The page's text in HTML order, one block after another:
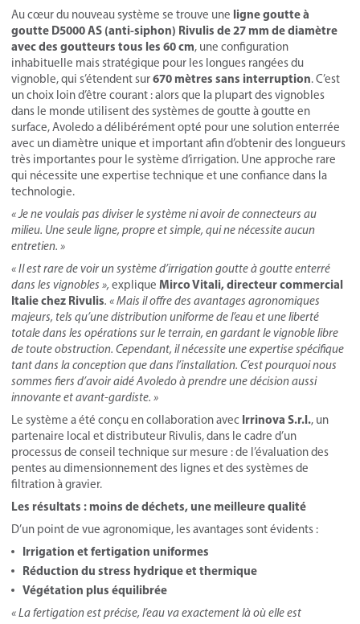
Au cœur du nouveau système se trouve une ligne goutte à
goutte D5000 AS (anti-siphon) Rivulis de 27 mm de diamètre
avec des goutteurs tous les 60 cm, une configuration
inhabituelle mais stratégique pour les longues rangées du
vignoble, qui s’étendent sur670 mètres sans interruption. C’est
un choix loin d’être courant : alors que la plupart des vignobles
dans le monde utilisent des systèmes de goutte à goutte en
surface, Avoledo a délibérément opté pour une solution enterrée
avec un diamètre unique et important afin d’obtenir des longueurs
très importantes pour le système d’irrigation. Une approche rare
qui nécessite une expertise technique et une confiance dans la
technologie.
« Je ne voulais pas diviser le système ni avoir de connecteurs au
milieu. Une seule ligne, propre et simple, qui ne nécessite aucun
entretien. »
« Il est rare de voir un système d’irrigation goutte à goutte enterré
dans les vignobles », explique Mirco Vitali, directeur commercial
Italie chez Rivulis. « Mais il offre des avantages agronomiques
majeurs, tels qu’une distribution uniforme de l’eau et une liberté
totale dans les opérations sur le terrain, en gardant le vignoble libre
de toute obstruction. Cependant, il nécessite une expertise spécifique
tant dans la conception que dans l’installation. C’est pourquoi nous
sommes fiers d’avoir aidé Avoledo à prendre une décision aussi
innovante et avant-gardiste. »
Le système a été conçu en collaboration avec Irrinova S.r.l., un
partenaire local et distributeur Rivulis, dans le cadre d’un
processus de conseil technique sur mesure : de l’évaluation des
pentes au dimensionnement des lignes et des systèmes de
filtration à gravier.
Les résultats : moins de déchets, une meilleure qualité
D’un point de vue agronomique, les avantages sont évidents :
Irrigation et fertigation uniformes
Réduction du stress hydrique et thermique
Végétation plus équilibrée
« La fertigation est précise, l’eau va exactement là où elle est